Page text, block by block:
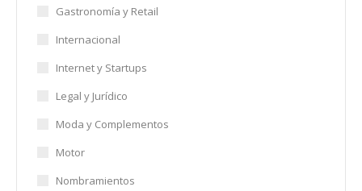
Gastronomía y Retail
Internacional
Internet y Startups
Legal y Jurídico
Moda y Complementos
Motor
Nombramientos